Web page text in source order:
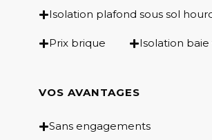
Isolation plafond sous sol
Prix brique Isolation baie
VOS AVANTAGES
Sans engagements